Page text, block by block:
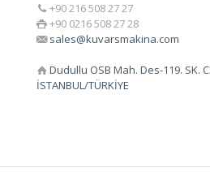
+90 216 508 27 27
+90 0216 508 27 28
sales@kuvarsmakina.com
Dudullu OSB Mah. Des-119. SK.
İSTANBUL/TÜRKİYE